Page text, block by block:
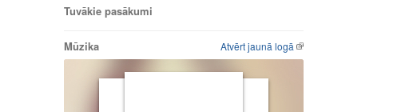
Tuvākie pasākumi
Atvērt jaunā logā
Mūzika